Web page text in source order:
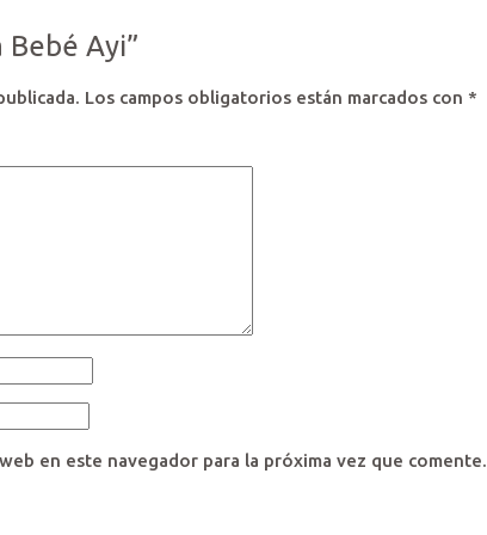
Ayi”
Los campos obligatorios están marcados con *
en este navegador para la próxima vez que comente.